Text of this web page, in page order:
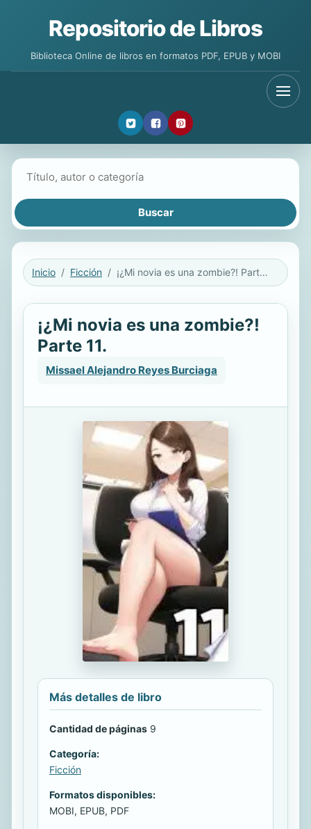
Repositorio de Libros
Biblioteca Online de libros en formatos PDF, EPUB y MOBI
Inicio Ficción ¡¿Mi novia es una zombie?! Parte 11.
¡¿Mi novia es una zombie?!
Parte 11.
Missael Alejandro Reyes Burciaga
Más detalles de libro
Cantidad de páginas 9
Categoría:
Ficción
Formatos disponibles:
MOBI, EPUB, PDF